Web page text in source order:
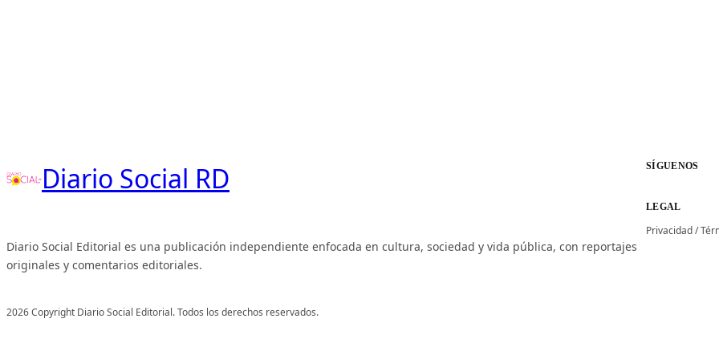
Diario Social RD
Diario Social Editorial es una publicación independiente enfocada en cultura, sociedad y vida pública, con reportajes
originales y comentarios editoriales.
SÍGUENOS
LEGAL
Privacidad/
2026 Copyright Diario Social Editorial. Todos los derechos reservados.